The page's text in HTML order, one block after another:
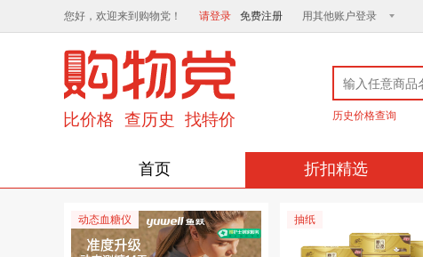
您好，欢迎来到购物党！ 请登录 免费注册 用其他账户登录
历史价格查询
首页 折扣精选
动态血糖仪 抽纸